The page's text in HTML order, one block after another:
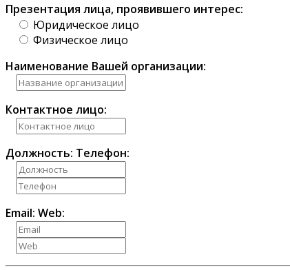
Презентация лица, проявившего интерес:
Юридическое лицо
Физическое лицо
Наименование Вашей организации:
Контактное лицо:
Должность: Телефон:
Email: Web: